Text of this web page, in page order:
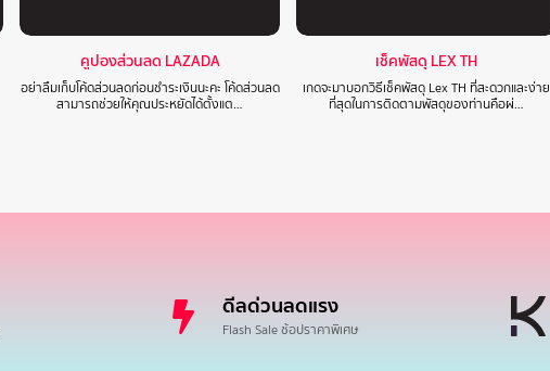
คูปองส่วนลด LAZADA
อย่าลืมเก็บโค้ดส่วนลดก่อนชำระเงินนะคะ โค้ดส่วนลด
สามารถช่วยให้คุณประหยัดได้ตั้งแต…
เช็คพัสดุ LEX TH
เกดจะมาบอกวิธีเช็คพัสดุ Lex TH ที่สะดวกและง่าย
ที่สุดในการติดตามพัสดุของท่านคือผ่…
ดีลด่วนลดแรง
Flash Sale ช้อปราคาพิเศษ